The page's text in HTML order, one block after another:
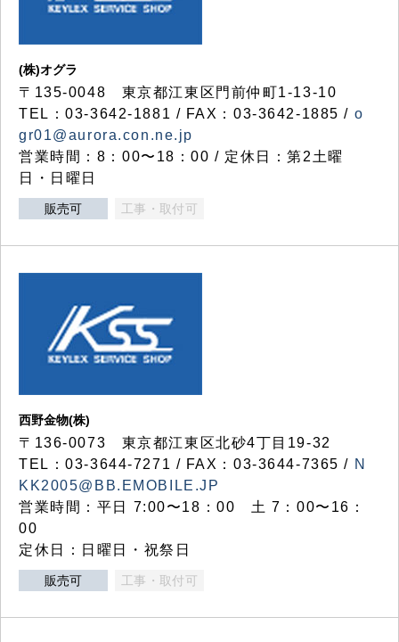
(株)オグラ
〒135-0048 東京都江東区門前仲町1-13-10
TEL：03-3642-1881 / FAX：03-3642-1885 / o
gr01@aurora.con.ne.jp
営業時間：8：00〜18：00 / 定休日：第2土曜
日・日曜日
販売可 工事・取付可
西野金物(株)
〒136-0073 東京都江東区北砂4丁目19-32
TEL：03‐3644‐7271 / FAX：03-3644-7365 / N
KK2005@BB.EMOBILE.JP
営業時間：平日 7:00〜18：00 土 7：00〜16：
00
定休日：日曜日・祝祭日
販売可 工事・取付可